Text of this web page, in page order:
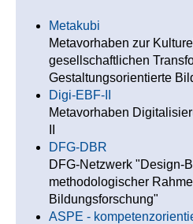
Metakubi
Metavorhaben zur
gesellschaftlichen
Gestaltungsorientierte
Digi-EBF-II
Metavorhaben
DFG-DBR
DFG-Netzwerk "Design-
methodologischer
Bildungsforschung"
ASPE -